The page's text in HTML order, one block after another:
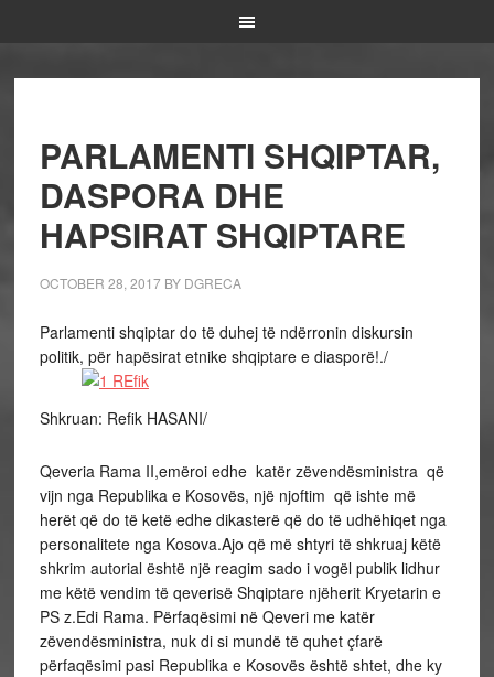
PARLAMENTI SHQIPTAR,
DASPORA DHE
HAPSIRAT SHQIPTARE
OCTOBER 28, 2017BY DGRECA
Parlamenti shqiptar do të duhej të ndërronin diskursin
politik, për hapësirat etnike shqiptare e diasporë!./
Shkruan: Refik HASANI/
Qeveria Rama II,emëroi edhe katër zëvendësministra që
vijn nga Republika e Kosovës, një njoftim që ishte më
herët që do të ketë edhe dikasterë që do të udhëhiqet nga
personalitete nga Kosova.Ajo që më shtyri të shkruaj këtë
shkrim autorial është një reagim sado i vogël publik lidhur
me këtë vendim të qeverisë Shqiptare njëherit Kryetarin e
PS z.Edi Rama. Përfaqësimi në Qeveri me katër
zëvendësministra, nuk di si mundë të quhet çfarë
përfaqësimi pasi Republika e Kosovës është shtet, dhe ky